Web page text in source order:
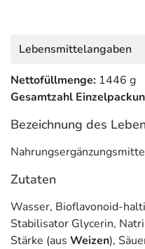
lactosefrei und glutenfrei
Mit wichtigen
Immunsystem*
Orthomol Immun
Kombipackung ist ein
enthält wichtige
Vitamin C, Vitamin D,
Vitamin C, Vitamin E,
Kupfer und Mangan
oxidativem Stress zu
Lebensmittelangaben
Nettofüllmenge: 1446 g
Gesamtzahl
Bezeichnung des
Zutaten
Wasser, Bioflavonoid-
Stabilisator Glycerin,
Stärke (aus Weizen),